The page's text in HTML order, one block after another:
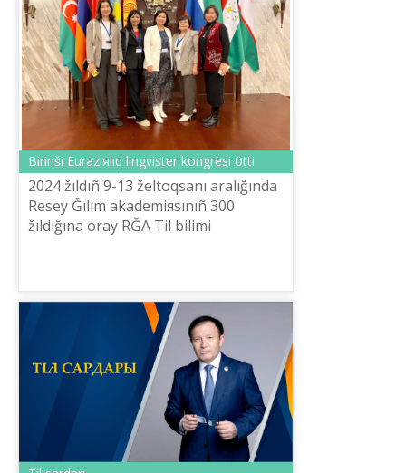
Bіrіnšі Euraziяlıq lingvister kongresі öttі
2024 žıldıñ 9-13 želtoqsanı aralığında
Resey Ğılım akademiяsınıñ 300
žıldığına oray RĞA Tіl bіlіmі